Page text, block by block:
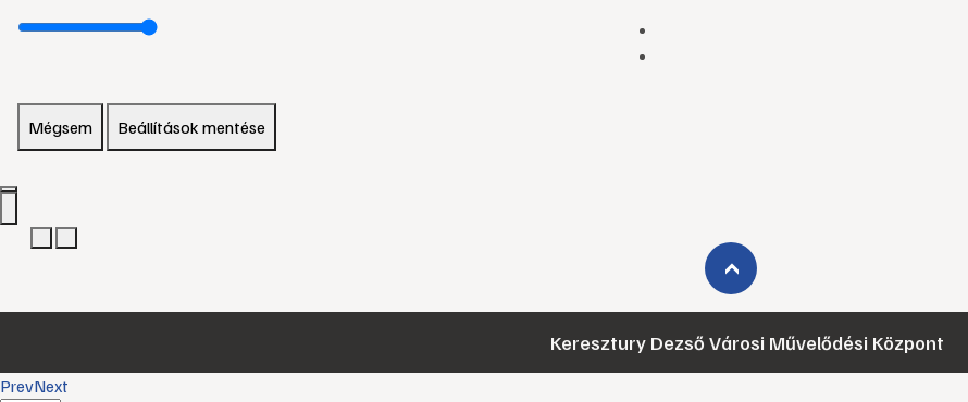
Mégsem Beállítások mentése
›
Keresztury Dezső Városi Művelődési Központ
PrevNext